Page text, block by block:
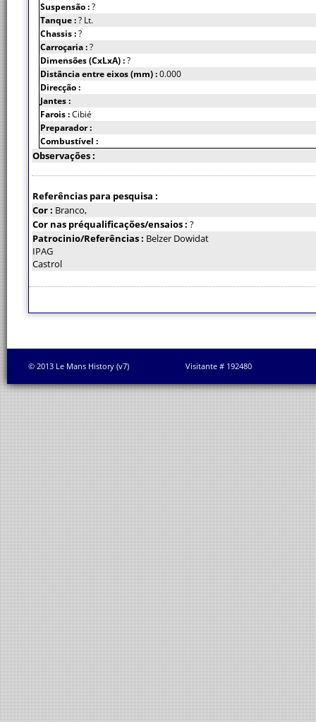
Suspensão :?
Tanque :? Lt.
Chassis :?
Carroçaria :?
Dimensões (CxLxA) :?
Distância entre eixos (mm) :0.000
Direcção :
Jantes :
Farois :Cibié
Preparador :
Combustível :
Observações :
Referências para pesquisa :
Cor : Branco,
Cor nas préqualificações/ensaios : ?
Patrocinio/Referências : Belzer Dowidat
IPAG
Castrol
© 2013 Le Mans History (v7) Visitante # 192480